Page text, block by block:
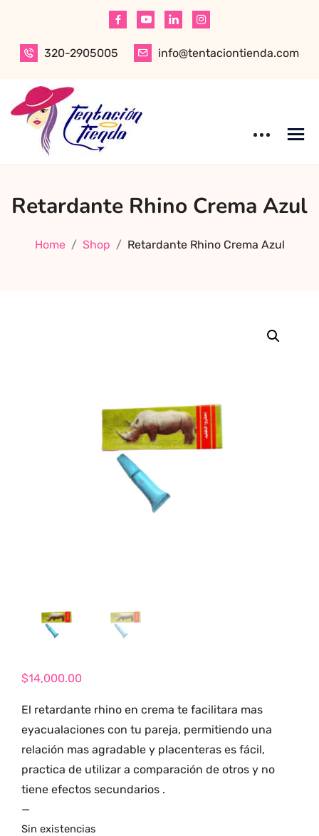
content
320-2905005
info@tentaciontienda.com
mejor sex shop
especializado en
Explora nuestra
nuevas
más exclusivos y
Retardante Rhino Crema Azul
Home Shop Retardante Rhino Crema Azul
$14,000.00
El retardante rhino en crema te facilitara mas
eyacualaciones con tu pareja, permitiendo una
relación mas agradable y placenteras es fácil,
practica de utilizar a comparación de otros y no
tiene efectos secundarios .
—
Sin existencias